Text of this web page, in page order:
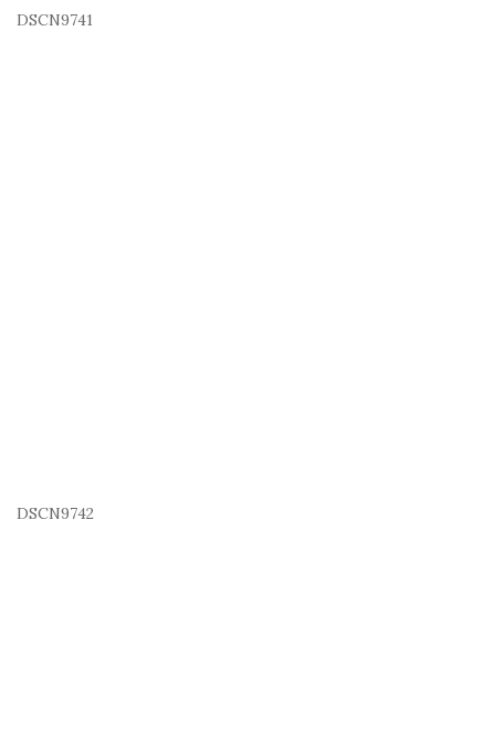
DSCN9741
DSCN9742